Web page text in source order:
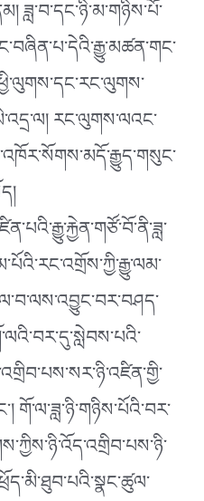
ཟླ་བ་དང་ཉི་མ་གཉིས་པོ་
རང་ལུགས་ལའང་
གོ་ལ་ཟླ་ཉི་གཉིས་པོའི་བར་